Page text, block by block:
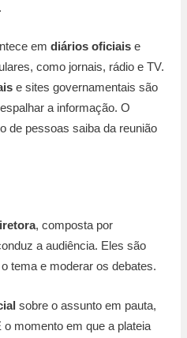
emdiários oficiais e
como jornais, rádio e TV.
e sites governamentais são
a informação. O
de pessoas saiba da reunião
, composta por
a audiência. Eles são
tema e moderar os debates.
sobre o assunto em pauta,
momento em que a plateia